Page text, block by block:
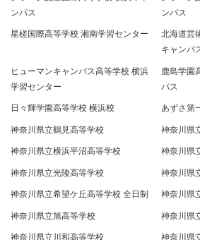
ンパス
ンパス
星槎国際高等学校 湘南学習センター
北海道芸
キャンパ
ヒューマンキャンパス高等学校 横浜
学習センター
鹿島学園
パス
日々輝学園高等学校 横浜校
あずさ第
神奈川県立鶴見高等学校
神奈川県
神奈川県立横浜平沼高等学校
神奈川県
神奈川県立光陵高等学校
神奈川県
神奈川県立希望ケ丘高等学校 全日制
神奈川県
神奈川県立旭高等学校
神奈川県
神奈川県立川和高等学校
神奈川県